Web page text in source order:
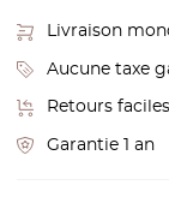
Livraison
Aucune taxe
Retours
Garantie 1 an